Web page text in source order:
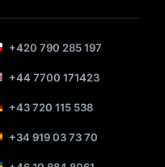
+420 790 285 197
+44 7700 171423
+43 720 115 538
+34 919 03 73 70